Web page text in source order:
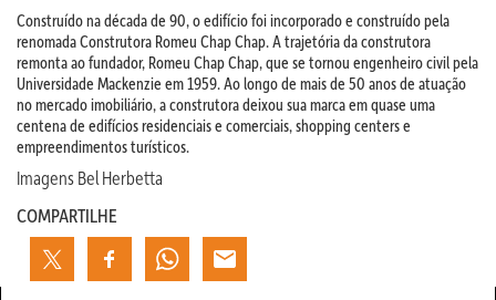
Construído na década de 90, o edifício foi incorporado e construído pela
renomada Construtora Romeu Chap Chap. A trajetória da construtora
remonta ao fundador, Romeu Chap Chap, que se tornou engenheiro civil pela
Universidade Mackenzie em 1959. Ao longo de mais de 50 anos de atuação
no mercado imobiliário, a construtora deixou sua marca em quase uma
centena de edifícios residenciais e comerciais, shopping centers e
empreendimentos turísticos.
Imagens Bel Herbetta
COMPARTILHE